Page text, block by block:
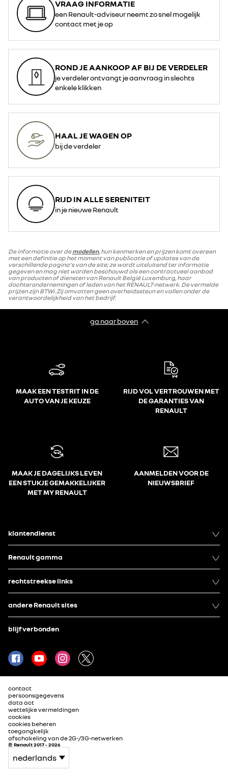
VRAAG INFORMATIE
een Renault-adviseur neemt zo snel mogelijk
contact met je op
ROND JE AANKOOP AF BIJ DE VERDELER
je verdeler ontvangt je aanvraag in slechts
enkele klikken
HAAL JE WAGEN OP
bij de verdeler
RIJD IN ALLE SERENITEIT
in je nieuwe Renault
De informatie over demodellen, hun kenmerken en prijzen komt overeen
met een definitie op het moment van publicatie of updates van de
verschillende pagina's van de site; ze wordt uitsluitend ter informatie
gegeven en mag niet worden beschouwd als een contractueel aanbod
van producten of diensten van Renault België Luxemburg, haar
dochterondernemingen of leden van het RENAULT-netwerk. De vermelde
prijzen zijn BTWi. Zij omvatten geen overheidssteun en vallen onder de
verantwoordelijkheid van het bedrijf.
ga naar boven
MAAK EEN TESTRIT IN DE
AUTO VAN JE KEUZE
RIJD VOL VERTROUWEN MET
DE GARANTIES VAN
RENAULT
MAAK JE DAGELIJKS LEVEN
EEN STUKJE GEMAKKELIJKER
MET MY RENAULT
AANMELDEN VOOR DE
NIEUWSBRIEF
klantendienst
Renault gamma
rechtstreekse links
andere Renault sites
blijf verbonden
contact
persoonsgegevens
data act
wettelijke vermeldingen
cookies
cookies beheren
toegangkelijk
afschakeling van de 2G-/3G-netwerken
© Renault 2017 - 2026